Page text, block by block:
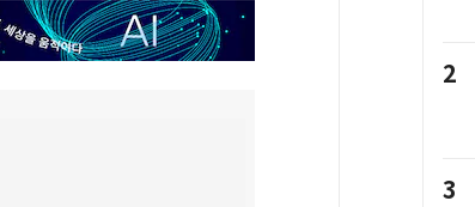
2
3